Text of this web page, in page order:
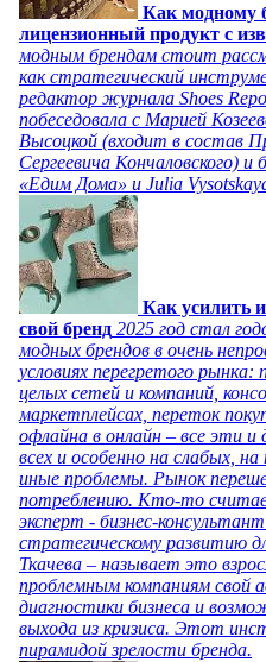
Как модному
лицензионный продукт с
модным брендам стоит
как стратегический
редактор журнала Shoes
побеседовала с Марией
Высоцкой (входит в состав
Сергеевича Кончаловского) и
«Едим Дома» и Julia
Как усилить
свой бренд 2025 год стал
модных брендов в очень
условиях перегретого
целых сетей и компаний,
маркетплейсах, переток
офлайна в онлайн – все эти и
всех и особенно на слабых,
иные проблемы. Рынок
потреблению. Кто-то
эксперт - бизнес-
стратегическому развитию
Ткачева – называет это
проблемным компаниям свой
диагностики бизнеса и
выхода из кризиса. Этот
пирамидой зрелости бренда.